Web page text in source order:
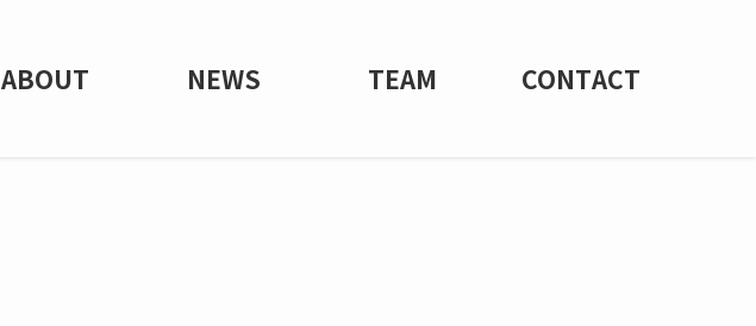
ABOUT NEWS TEAM CONTACT